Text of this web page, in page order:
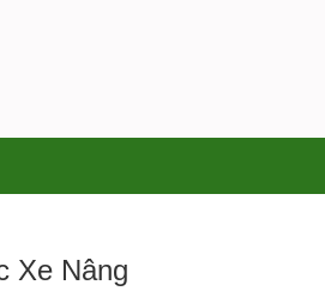
Xe Nâng